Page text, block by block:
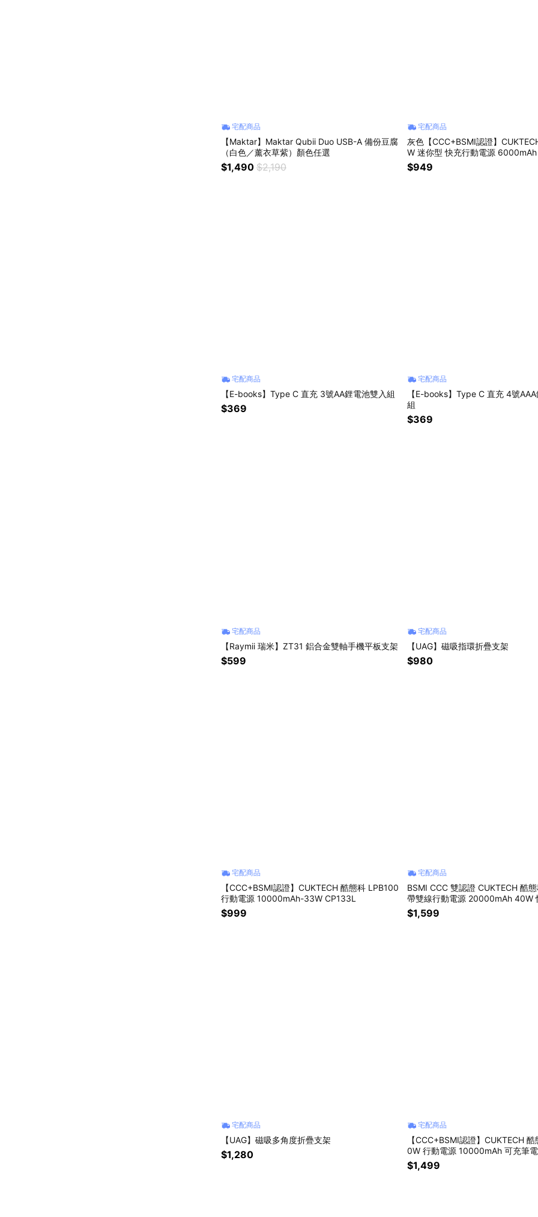
宅配商品
【Maktar】Maktar Qubii Duo USB-A 備份豆腐
（白色／薰衣草紫）顏色任選
$1,490 $2,190
宅配商品
灰色【CCC+BSMI認證】
W 迷你型 快充行動電源
附15cm Type-C線 旅遊首選
$949
宅配商品
【E-books】Type C 直充 3號AA鋰電池雙入組
$369
宅配商品
【E-books】Type C 直充 4號
組
$369
宅配商品
【Raymii 瑞米】ZT31 鋁合金雙軸手機平板支架
$599
宅配商品
【UAG】磁吸指環折疊支架
$980
宅配商品
【CCC+BSMI認證】CUKTECH 酷態科 LPB100
行動電源 10000mAh-33W CP133L
$999
宅配商品
BSMI CCC 雙認證 CUKTECH 酷
帶雙線行動電源 20000mAh 40W
16/15 Android
$1,599
宅配商品
【UAG】磁吸多角度折疊支架
$1,280
宅配商品
【CCC+BSMI認證】CUKTECH
0W 行動電源 10000mAh 可充筆
B100P)
$1,499